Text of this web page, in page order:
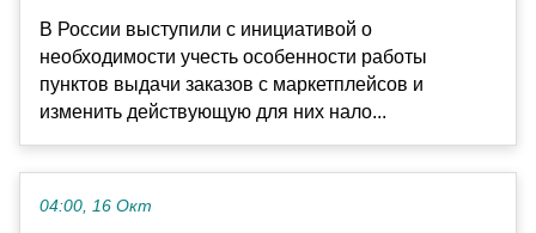
В России выступили с инициативой о
необходимости учесть особенности работы
пунктов выдачи заказов с маркетплейсов и
изменить действующую для них нало...
04:00, 16 Окт